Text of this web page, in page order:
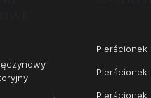
Pierścionek
Pierścionek
Pierścionek